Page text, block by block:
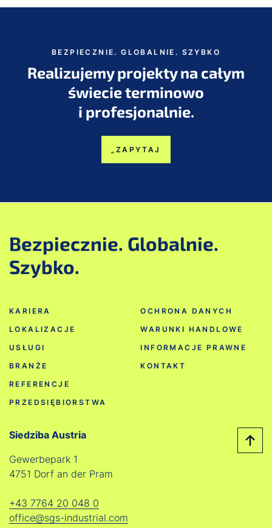
BEZPIECZNIE. GLOBALNIE. SZYBKO
Realizujemy projekty na całym
świecie terminowo
i profesjonalnie.
„ZAPYTAJ
Bezpiecznie. Globalnie.
Szybko.
KARIERA
LOKALIZACJE
USŁUGI
BRANŻE
REFERENCJE
PRZEDSIĘBIORSTWA
OCHRONA DANYCH
WARUNKI HANDLOWE
INFORMACJE PRAWNE
KONTAKT
Siedziba Austria
Gewerbepark 1
4751 Dorf an der Pram
+43 7764 20 048 0
office@sgs-industrial.com